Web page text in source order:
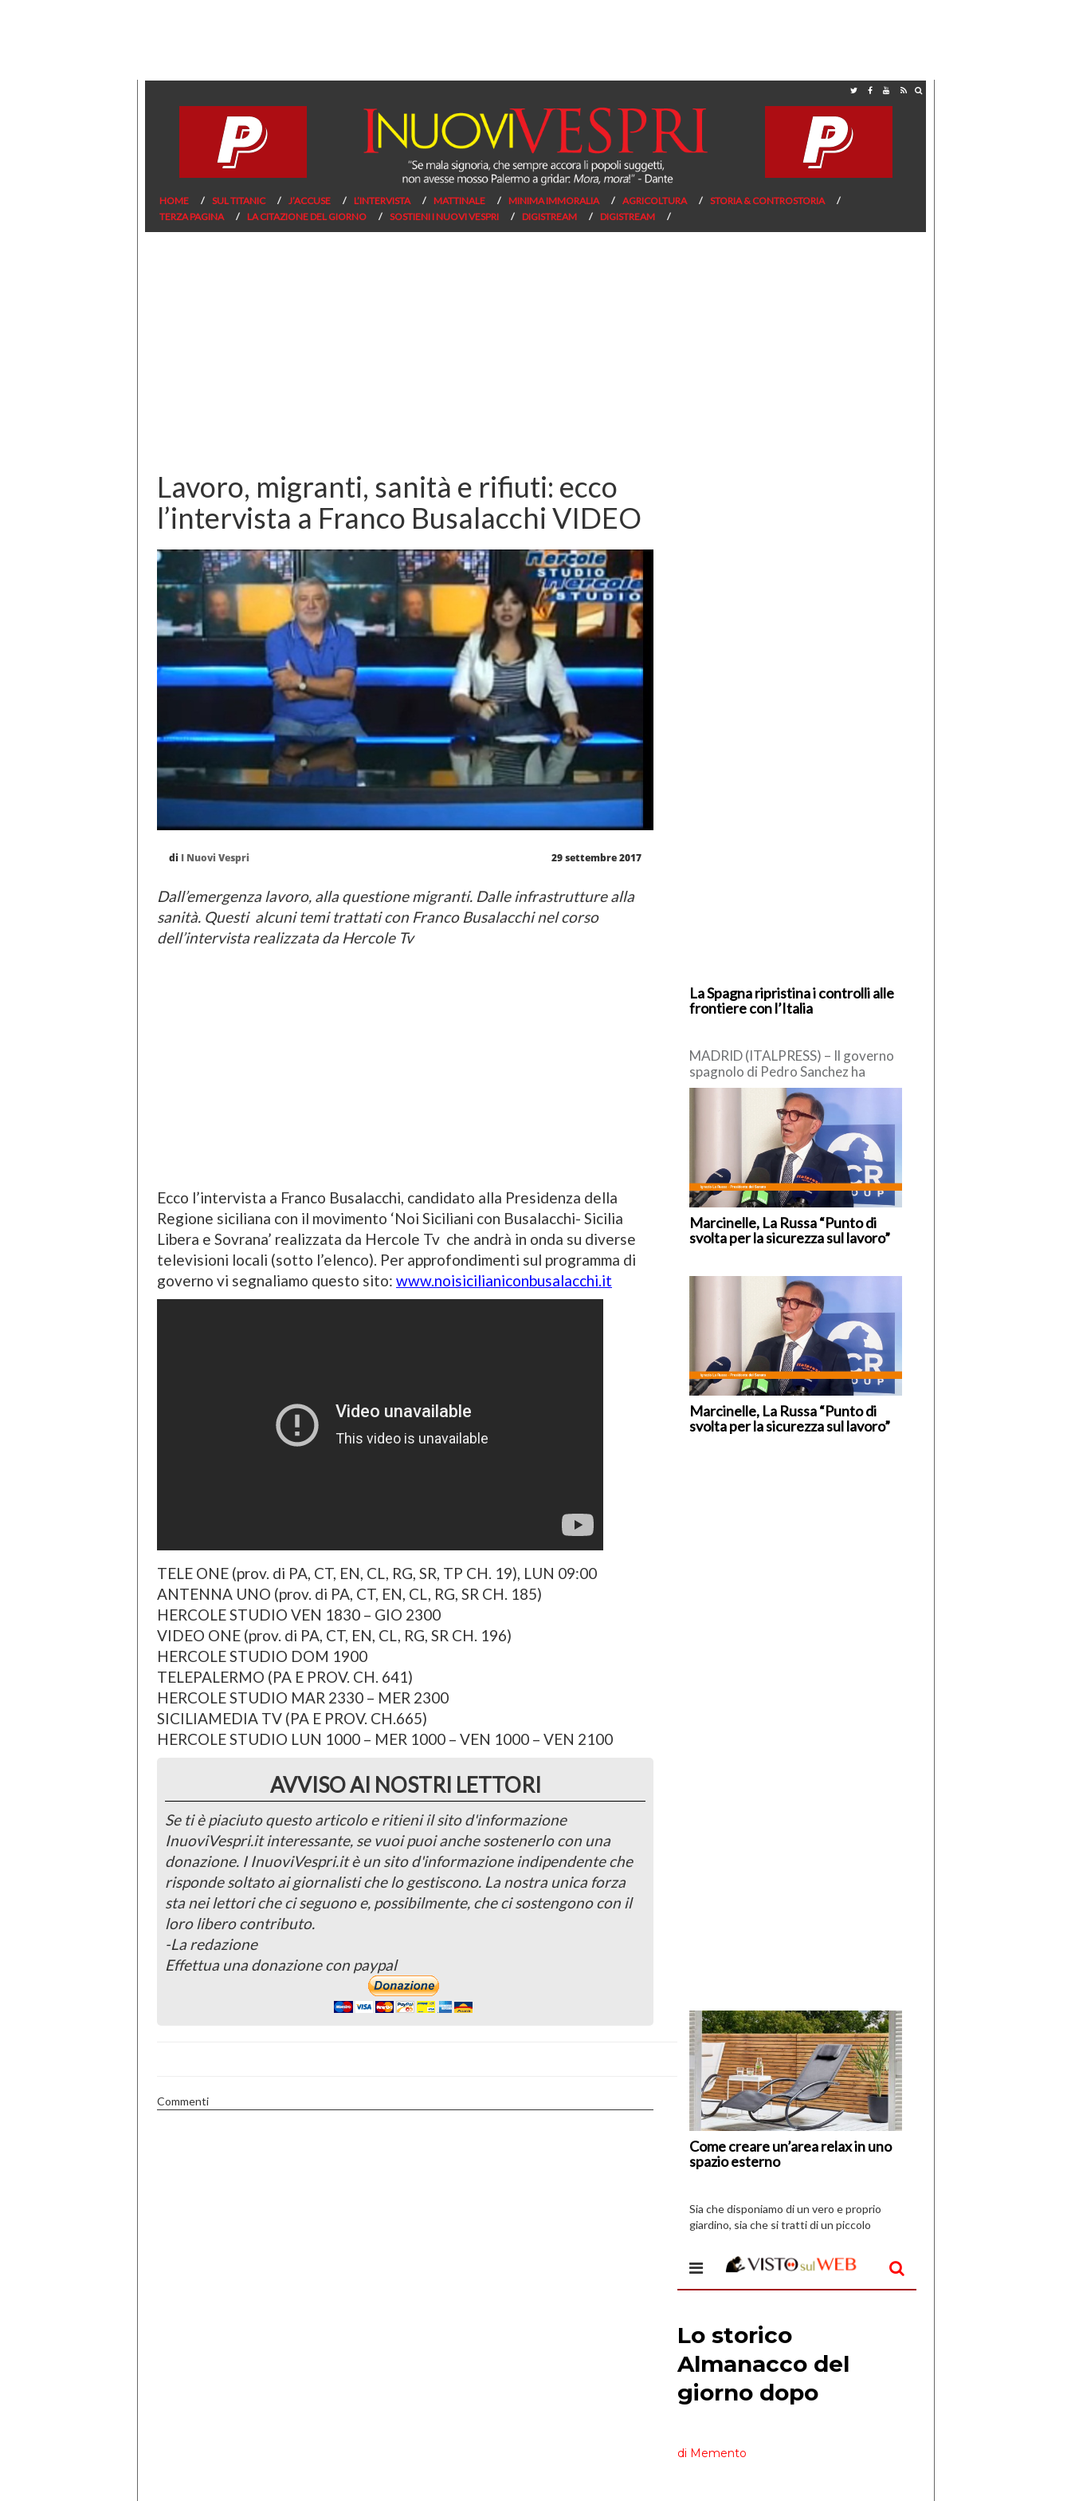
HOME SUL TITANIC J’ACCUSE L’INTERVISTA MATTINALE MINIMA IMMORALIA AGRICOLTURA
STORIA & CONTROSTORIA
TERZA PAGINA
LA CITAZIONE DEL GIORNO SOSTIENI I NUOVI VESPRI DIGISTREAM DIGISTREAM
Lavoro, migranti, sanità e rifiuti: ecco
l’intervista a Franco Busalacchi VIDEO
di I Nuovi Vespri 29 settembre 2017
Dall’emergenza lavoro, alla questione migranti. Dalle infrastrutture alla
sanità. Questi alcuni temi trattati con Franco Busalacchi nel corso
dell’intervista realizzata da Hercole Tv
Ecco l’intervista a Franco Busalacchi, candidato alla Presidenza della
Regione siciliana con il movimento ‘Noi Siciliani con Busalacchi- Sicilia
Libera e Sovrana’ realizzata da Hercole Tv che andrà in onda su diverse
televisioni locali (sotto l’elenco). Per approfondimenti sul programma di
governo vi segnaliamo questo sito: www.noisicilianiconbusalacchi.it
TELE ONE (prov. di PA, CT, EN, CL, RG, SR, TP CH. 19), LUN 09:00
ANTENNA UNO (prov. di PA, CT, EN, CL, RG, SR CH. 185)
HERCOLE STUDIO VEN 1830 – GIO 2300
VIDEO ONE (prov. di PA, CT, EN, CL, RG, SR CH. 196)
HERCOLE STUDIO DOM 1900
TELEPALERMO (PA E PROV. CH. 641)
HERCOLE STUDIO MAR 2330 – MER 2300
SICILIAMEDIA TV (PA E PROV. CH.665)
HERCOLE STUDIO LUN 1000 – MER 1000 – VEN 1000 – VEN 2100
AVVISO AI NOSTRI LETTORI
Se ti è piaciuto questo articolo e ritieni il sito d'informazione
InuoviVespri.it interessante, se vuoi puoi anche sostenerlo con una
donazione. I InuoviVespri.it è un sito d'informazione indipendente che
risponde soltato ai giornalisti che lo gestiscono. La nostra unica forza
sta nei lettori che ci seguono e, possibilmente, che ci sostengono con il
loro libero contributo.
-La redazione
Effettua una donazione con paypal
Commenti
La Spagna ripristina i controlli alle
frontiere con l’Italia
MADRID (ITALPRESS) – Il governo
spagnolo di Pedro Sanchez ha
deciso di reintrodurre
“temporaneamente” i controlli alle
frontiere interne, nei […]
Marcinelle, La Russa “Punto di
svolta per la sicurezza sul lavoro”
Marcinelle, La Russa “Punto di
svolta per la sicurezza sul lavoro”
Come creare un’area relax in uno
spazio esterno
di
I
Vespri
Sia che disponiamo di un vero e proprio
giardino, sia che si tratti di un piccolo